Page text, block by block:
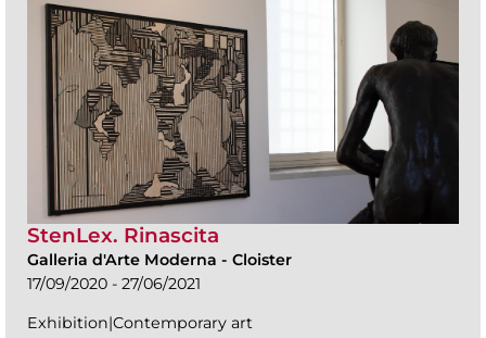
StenLex. Rinascita
Galleria d'Arte Moderna - Cloister
17/09/2020 - 27/06/2021
Exhibition|Contemporary art